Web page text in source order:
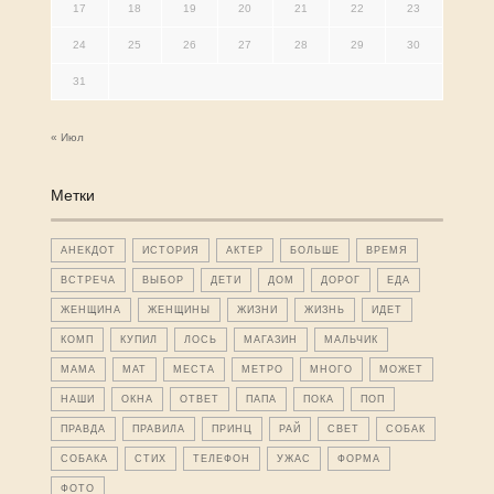
17 18 19 20 21 22 23
24 25 26 27 28 29 30
31
« Июл
Метки
АНЕКДОТ ИСТОРИЯ АКТЕР БОЛЬШЕ ВРЕМЯ
ВСТРЕЧА ВЫБОР ДЕТИ ДОМ ДОРОГ ЕДА
ЖЕНЩИНА ЖЕНЩИНЫ ЖИЗНИ ЖИЗНЬ ИДЕТ
КОМП КУПИЛ ЛОСЬ МАГАЗИН МАЛЬЧИК
МАМА МАТ МЕСТА МЕТРО МНОГО МОЖЕТ
НАШИ ОКНА ОТВЕТ ПАПА ПОКА ПОП
ПРАВДА ПРАВИЛА ПРИНЦ РАЙ СВЕТ СОБАК
СОБАКА СТИХ ТЕЛЕФОН УЖАС ФОРМА
ФОТО